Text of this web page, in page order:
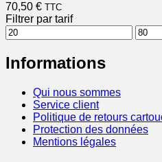
70,50 € TTC
Filtrer par tarif
Prix
min
Prix
max
Informations
Qui nous sommes
Service client
Politique de retours
Protection des données
Mentions légales